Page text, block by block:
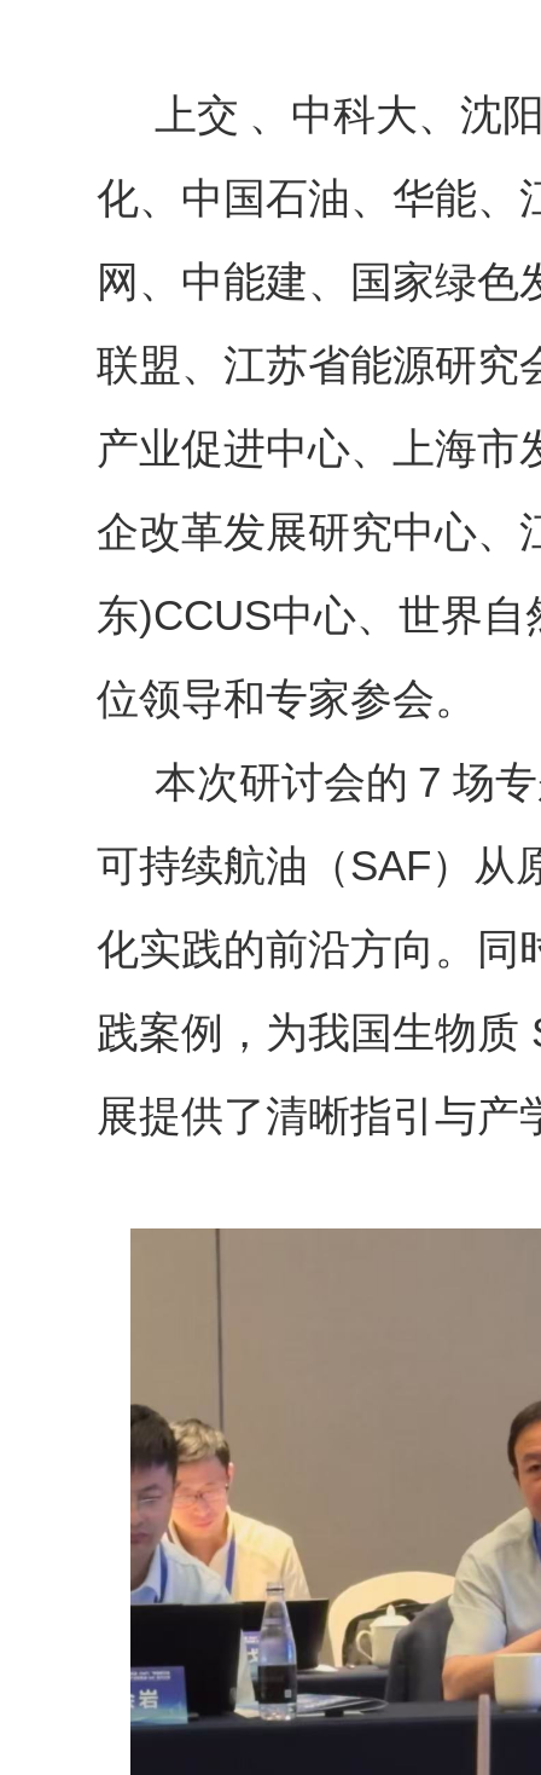
上交 、中科大、沈
化、中国石油、华能、
网、中能建、国家绿
联盟、江苏省能源研究
产业促进中心、上海市
企改革发展研究中心、
东)CCUS中心、世界自
位领导和专家参会。
本次研讨会的 7 场
可持续航油（SAF）从
化实践的前沿方向。同
践案例，为我国生物质
展提供了清晰指引与产